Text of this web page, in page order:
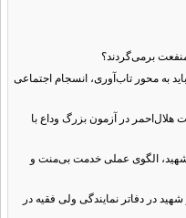
برمی‌گردند؟
به محور تاب‌آوری، انسجام اجتماعی
هلال‌احمر در آزمون بزرگ وداع با
الگوی عملی خدمت بی‌منت و
رهبر شهید در دفاتر نمایندگی ولی فقیه در